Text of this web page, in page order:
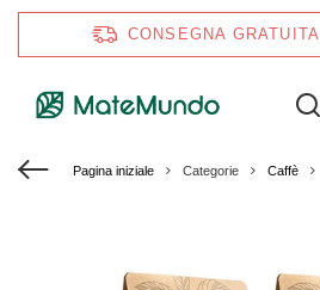
CONSEGNA GRATUITA
Pagina iniziale Categorie Caffè